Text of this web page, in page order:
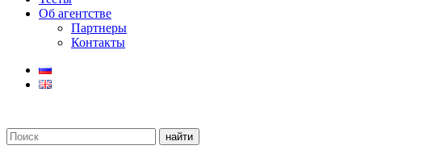
Об агентстве
Партнеры
Контакты